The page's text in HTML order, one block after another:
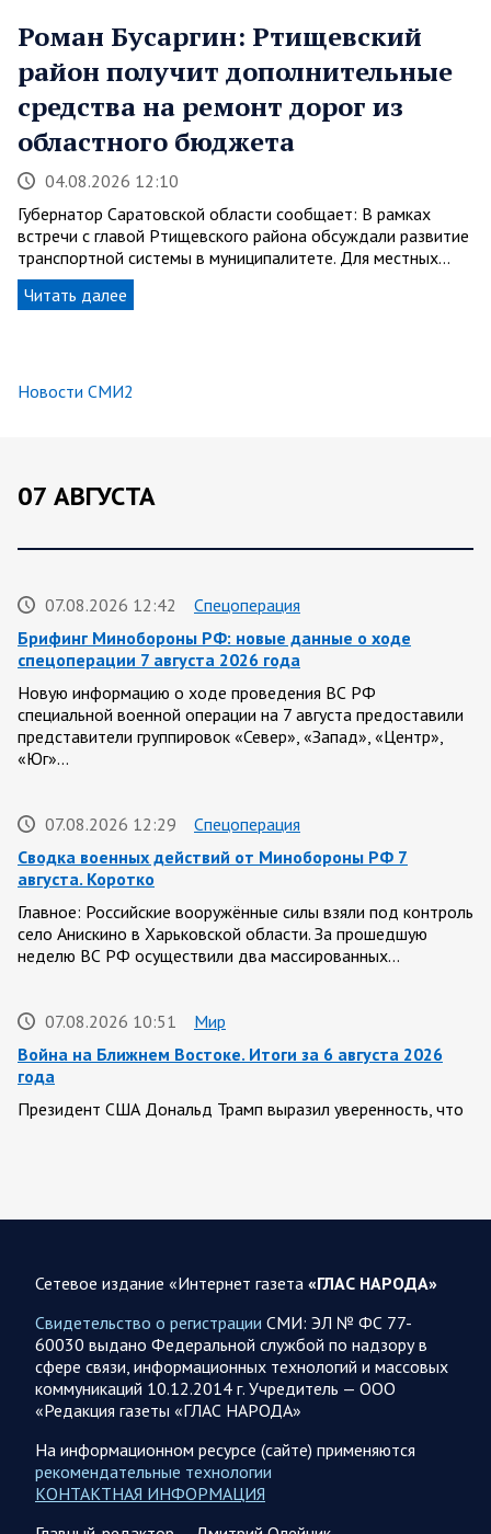
Роман Бусаргин: Ртищевский
район получит дополнительные
средства на ремонт дорог из
областного бюджета
04.08.2026 12:10
Губернатор Саратовской области сообщает: В рамках
встречи с главой Ртищевского района обсуждали развитие
транспортной системы в муниципалитете. Для местных…
Читать далее
Новости СМИ2
07 АВГУСТА
07.08.2026 12:42
Спецоперация
Брифинг Минобороны РФ: новые данные о ходе
спецоперации 7 августа 2026 года
Новую информацию о ходе проведения ВС РФ
специальной военной операции на 7 августа предоставили
представители группировок «Север», «Запад», «Центр»,
«Юг»…
07.08.2026 12:29
Спецоперация
Сводка военных действий от Минобороны РФ 7
августа. Коротко
Главное: Российские вооружённые силы взяли под контроль
село Анискино в Харьковской области. За прошедшую
неделю ВС РФ осуществили два массированных…
07.08.2026 10:51
Мир
Война на Ближнем Востоке. Итоги за 6 августа 2026
года
Президент США Дональд Трамп выразил уверенность, что
07.08.2026 09:56
Спецоперация
объектам в 6 областях Украины
147 БПЛА, запущенных с территории России, из которых
якобы «сбиты/подавлены» – 114. В Рени…
07.08.2026 09:46
Спецоперация
Фронтовая сводка Олега Царева на утро 7 августа 2026
года
203 украинских БПЛА сбито ПВО ночью над 18 субъектами
РФ: Беспилотники сбивали над территориями
Сетевое издание «Интернет газета «ГЛАС НАРОДА»
Свидетельство о регистрации СМИ: ЭЛ № ФС 77-
60030 выдано Федеральной службой по надзору в
сфере связи, информационных технологий и массовых
коммуникаций 10.12.2014 г. Учредитель — ООО
«Редакция газеты «ГЛАС НАРОДА»
На информационном ресурсе (сайте) применяются
рекомендательные технологии
КОНТАКТНАЯ ИНФОРМАЦИЯ